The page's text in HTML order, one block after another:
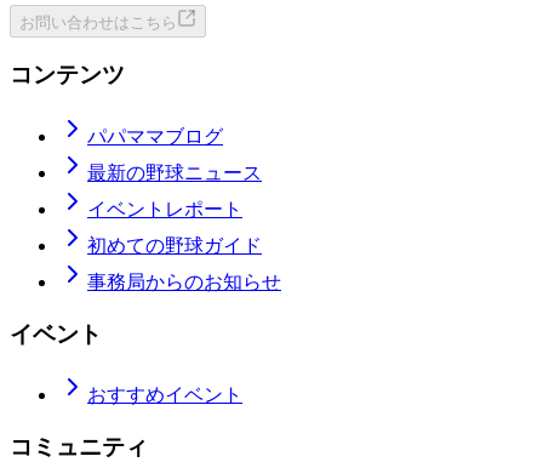
お問い合わせはこちら
コンテンツ
パパママブログ
最新の野球ニュース
イベントレポート
初めての野球ガイド
事務局からのお知らせ
イベント
おすすめイベント
コミュニティ